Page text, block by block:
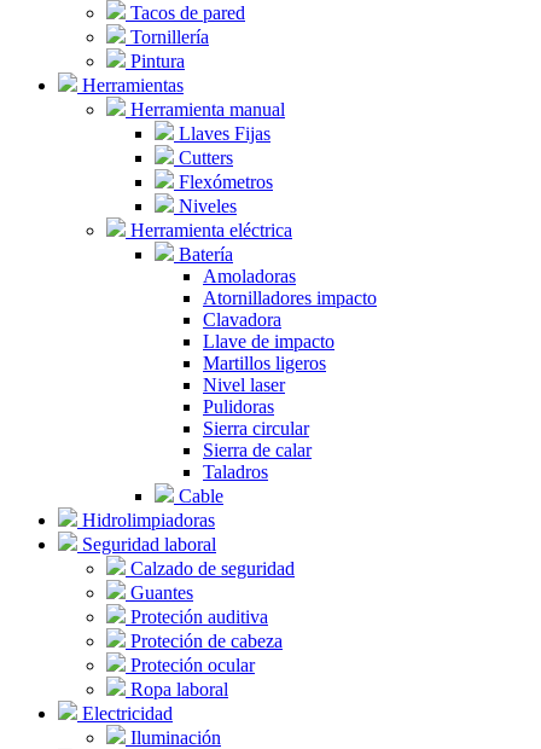
Tacos de pared
Tornillería
Pintura
Herramientas
Herramienta manual
Llaves Fijas
Cutters
Flexómetros
Niveles
Herramienta eléctrica
Batería
Amoladoras
Atornilladores impacto
Clavadora
Llave de impacto
Martillos ligeros
Nivel laser
Pulidoras
Sierra circular
Sierra de calar
Taladros
Cable
Hidrolimpiadoras
Seguridad laboral
Calzado de seguridad
Guantes
Proteción auditiva
Proteción de cabeza
Proteción ocular
Ropa laboral
Electricidad
Iluminación